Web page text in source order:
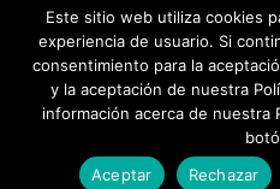
De FECS Por
Email
Copyright 2022 - F.E.C.S. © |
Este sitio web utiliza cookies
experiencia de usuario. Si
consentimiento para la
y la aceptación de nuestra
información acerca de nuestra
Aceptar
Rechazar